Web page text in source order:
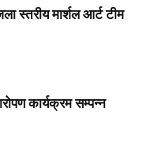
स्तरीय मार्शल आर्ट टीम
कार्यक्रम सम्पन्न